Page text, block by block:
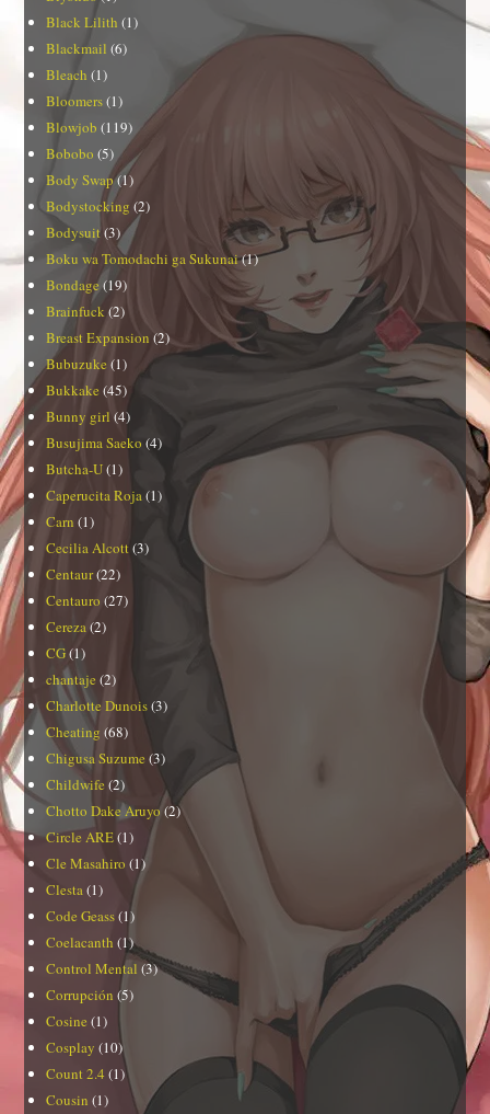
Black Lilith (1)
Blackmail (6)
Bleach (1)
Bloomers(1)
Blowjob (119)
Bobobo (5)
Body Swap(1)
Bodystocking (2)
Bodysuit(3)
Boku wa Tomodachi ga Sukunai(1)
Bondage(19)
Brainfuck(2)
Breast Expansion (2)
Bubuzuke (1)
Bukkake (45)
Bunny girl (4)
Busujima Saeko (4)
Butcha-U(1)
Caperucita Roja(1)
Carn (1)
Cecilia Alcott(3)
Centaur(22)
Centauro (27)
Cereza(2)
CG(1)
chantaje (2)
Charlotte Dunois(3)
Cheating (68)
Chigusa Suzume (3)
Childwife (2)
Chotto Dake Aruyo(2)
Circle ARE(1)
Cle Masahiro (1)
Clesta(1)
Code Geass(1)
Coelacanth (1)
Control Mental (3)
Corrupción (5)
Cosine (1)
Cosplay (10)
Count 2.4 (1)
Cousin (1)